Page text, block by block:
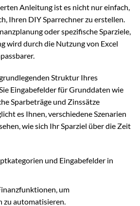
Anleitung ist es nicht nur einfach,
Ihren DIY Sparrechner zu erstellen.
oder spezifische Sparziele,
wird durch die Nutzung von Excel
Struktur Ihres
Eingabefelder für Grunddaten wie
Sparbeträge und Zinssätze
es Ihnen, verschiedene Szenarien
wie sich Ihr Sparziel über die Zeit
und Eingabefelder in
um
zu automatisieren.